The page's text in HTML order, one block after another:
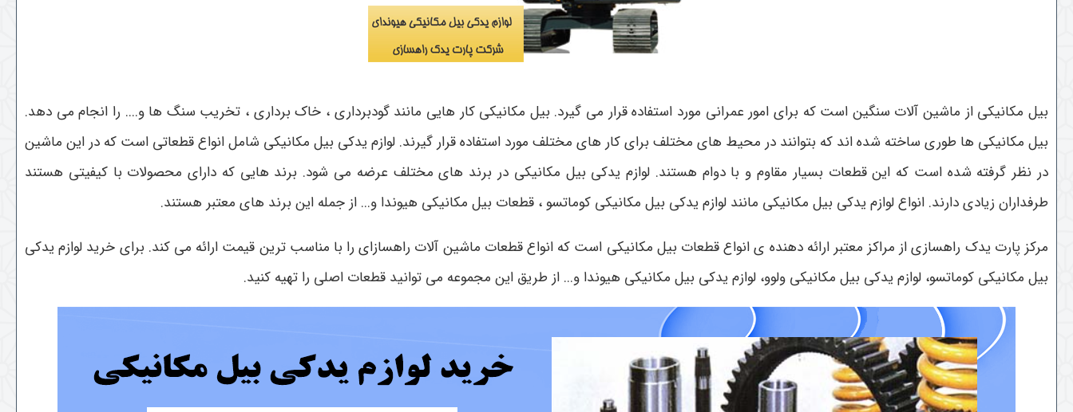
بیل مکانیکی از ماشین آلات سنگین است که برای امور عمرانی مورد استفاده قرار می گیرد. بیل مکانیکی کار هایی مانند گودبرداری ، خاک برداری ، تخریب سنگ ها و.... را انجام می دهد.
بیل مکانیکی ها طوری ساخته شده اند که بتوانند در محیط های مختلف برای کار های مختلف مورد استفاده قرار گیرند. لوازم یدکی بیل مکانیکی شامل انواع قطعاتی است که در این ماشین
در نظر گرفته شده است که این قطعات بسیار مقاوم و با دوام هستند. لوازم یدکی بیل مکانیکی در برند های مختلف عرضه می شود. برند هایی که دارای محصولات با کیفیتی هستند
طرفداران زیادی دارند. انواع لوازم یدکی بیل مکانیکی مانند لوازم یدکی بیل مکانیکی کوماتسو ، قطعات بیل مکانیکی هیوندا و... از جمله این برند های معتبر هستند.
مرکز پارت یدک راهسازی از مراکز معتبر ارائه دهنده ی انواع قطعات بیل مکانیکی است که انواع قطعات ماشین آلات راهسازای را با مناسب ترین قیمت ارائه می کند. برای خرید لوازم یدکی
بیل مکانیکی کوماتسو، لوازم یدکی بیل مکانیکی ولوو، لوازم یدکی بیل مکانیکی هیوندا و... از طریق این مجموعه می توانید قطعات اصلی را تهیه کنید.